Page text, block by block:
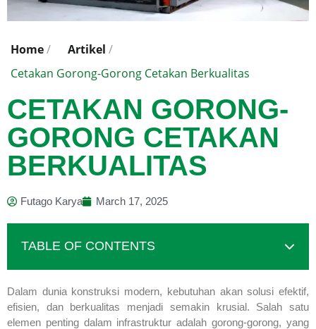
Home/ Artikel /
Cetakan Gorong-Gorong Cetakan Berkualitas
CETAKAN GORONG-
GORONG CETAKAN
BERKUALITAS
Futago Karya March 17, 2025
TABLE OF CONTENTS
Dalam dunia konstruksi modern, kebutuhan akan solusi efektif,
efisien, dan berkualitas menjadi semakin krusial. Salah satu
elemen penting dalam infrastruktur adalah gorong-gorong, yang